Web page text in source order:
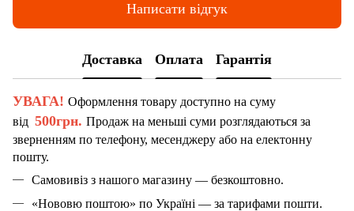
Написати відгук
Доставка Оплата Гарантія
УВАГА! Оформлення товару доступно на суму
від 500грн. Продаж на меньші суми розглядаються за
зверненням по телефону, месенджеру або на електонну
пошту.
Самовивіз з нашого магазину — безкоштовно.
«Нововю поштою» по Україні — за тарифами пошти.